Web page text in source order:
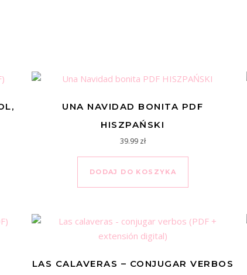
UNA NAVIDAD BONITA PDF
HISZPAŃSKI
39.99 zł
DODAJ DO KOSZYKA
LAS CALAVERAS – CONJUGAR VERBOS